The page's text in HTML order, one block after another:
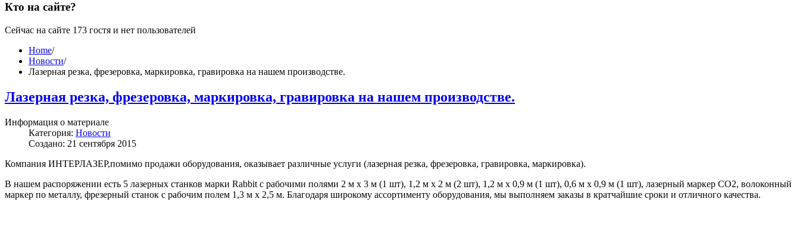
Кто на сайте?
Сейчас на сайте 173 гостя и нет пользователей
Home/
Новости/
Лазерная резка, фрезеровка, маркировка, гравировка на нашем производстве.
Лазерная резка, фрезеровка, маркировка, гравировка на нашем производстве.
Информация о материале
Категория: Новости
Создано: 21 сентября 2015
Компания ИНТЕРЛАЗЕР,помимо продажи оборудования, оказывает различные услуги (лазерная резка, фрезеровка, гравировка, маркировка).
В нашем распоряжении есть 5 лазерных станков марки Rabbit с рабочими полями 2 м х 3 м (1 шт), 1,2 м х 2 м (2 шт), 1,2 м х 0,9 м (1 шт), 0,6 м х 0,9 м (1 шт), лазерный маркер CO2, волоконный
маркер по металлу, фрезерный станок с рабочим полем 1,3 м х 2,5 м. Благодаря широкому ассортименту оборудования, мы выполняем заказы в кратчайшие сроки и отличного качества.